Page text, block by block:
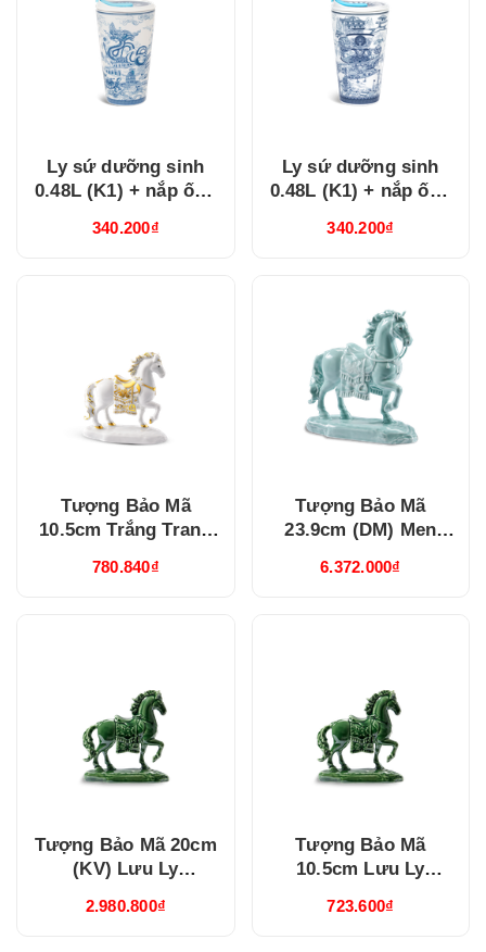
Ly sứ dưỡng sinh
0.48L (K1) + nắp ống
(214888VHNH)
340.200₫
Ly sứ dưỡng sinh
0.48L (K1) + nắp ống
Bộ Sài Gòn
340.200₫
Tượng Bảo Mã
10.5cm Trắng Trang
780.840₫
Tượng Bảo Mã
23.9cm (DM) Men
(442384BMN)
6.372.000₫
Tượng Bảo Mã 20cm
(KV) Lưu Ly
2.980.800₫
Tượng Bảo Mã
10.5cm Lưu Ly
723.600₫